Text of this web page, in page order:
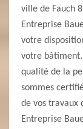
ville de Fauch
Entreprise
votre
votre bâtiment.
qualité de la
sommes
de vos travaux
Entreprise